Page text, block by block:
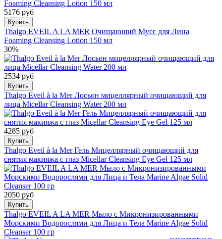
5176 руб
Купить
Thalgo EVEIL A LA MER Очищающий Мусс для Лица
Foaming Cleansing Lotion 150 мл
30%
2534 руб
Купить
Thalgo Eveil à la Mer Лосьон мицеллярный очищающий для
лица Micellar Cleansing Water 200 мл
4285 руб
Купить
Thalgo Eveil à la Mer Гель Мицеллярный очищающий для
снятия макияжа с глаз Micellar Cleansing Eye Gel 125 мл
2050 руб
Купить
Thalgo EVEIL A LA MER Мыло с Микронизированными
Морскими Водорослями для Лица и Тела Marine Algae Solid
Cleanser 100 гр